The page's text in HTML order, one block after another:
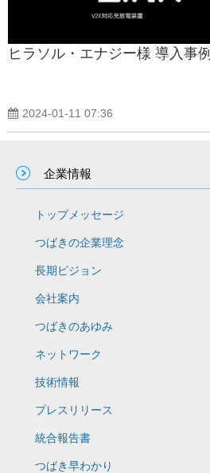
ヒラソル・エナジー様 導入事例
2024-01-11 07:36
企業情報
トップメッセージ
つばきの企業理念
長期ビジョン
会社案内
つばきのあゆみ
ネットワーク
技術情報
プレスリリース
統合報告書
つばき早わかり